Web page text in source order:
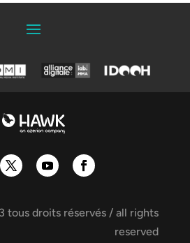
tous droits réservés / all rights
reserved